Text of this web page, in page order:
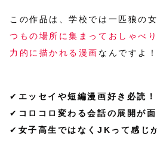
この作品は、学校では一匹狼の
つもの場所に集まっておしゃべ
力的に描かれる漫画 なんですよ！
✔ エッセイや短編漫画好き必読！
✔ コロコロ変わる会話の展開が面
✔ 女子高生ではなくJKって感じ